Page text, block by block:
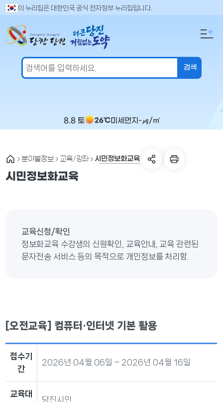
이 누리집은 대한민국 공식 전자정부 누리집입니다.
8.8 토 26℃미세먼지 -㎍/㎥
검
어
입
분야별정보 교육/강좌 시민정보화교육
시민정보화교육
교육신청/확인
정보화교육 수강생의 신원확인, 교육안내, 교육 관련된
문자전송 서비스 등의 목적으로 개인정보를 처리함.
[오전교육] 컴퓨터·인터넷 기본 활용
접수기
간
2026년 04월 06일 ~ 2026년 04월 16일
교육대
당진시민
만
도
의
세